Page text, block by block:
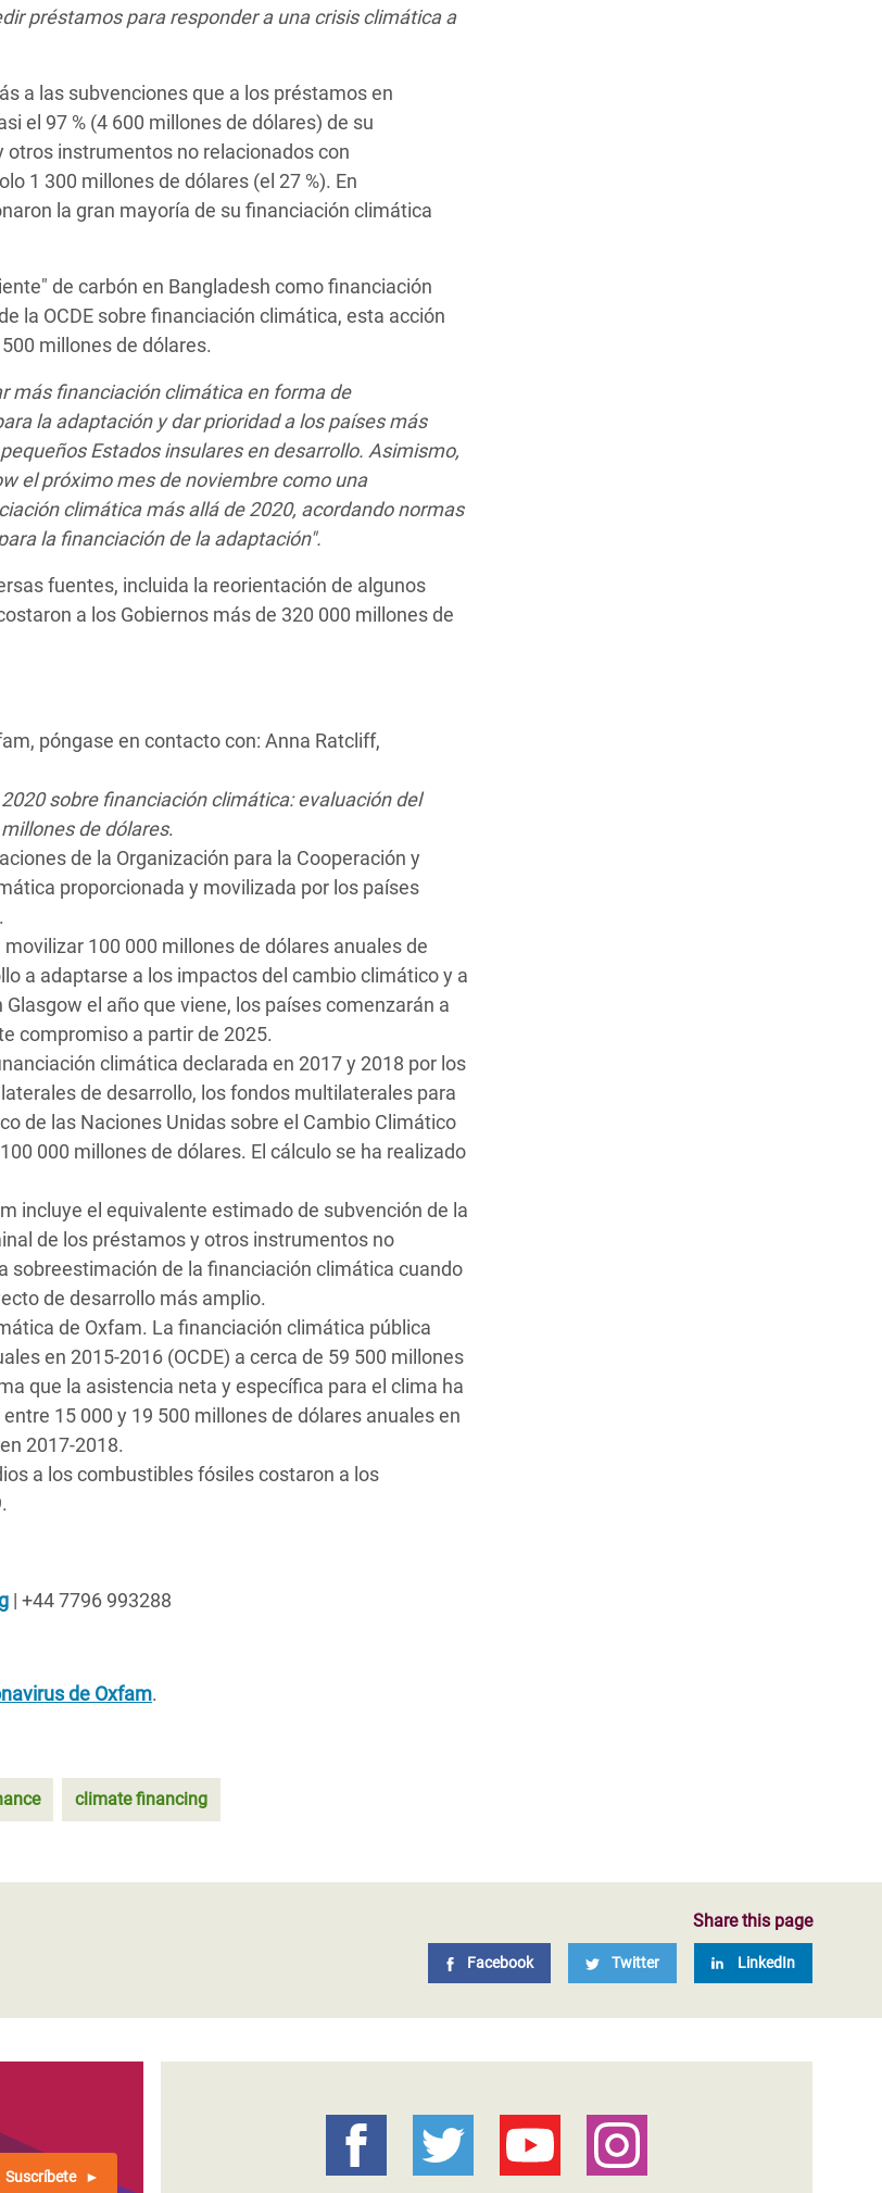
préstamos para responder a una crisis climática a
a las subvenciones que a los préstamos en
el 97 % (4 600 millones de dólares) de su
instrumentos no relacionados con
1 300 millones de dólares (el 27 %). En
la gran mayoría de su financiación climática
de carbón en Bangladesh como financiación
la OCDE sobre financiación climática, esta acción
millones de dólares.
más financiación climática en forma de
la adaptación y dar prioridad a los países más
Estados insulares en desarrollo. Asimismo,
el próximo mes de noviembre como una
climática más allá de 2020, acordando normas
la financiación de la adaptación".
fuentes, incluida la reorientación de algunos
a los Gobiernos más de 320 000 millones de
póngase en contacto con: Anna Ratcliff,
sobre financiación climática: evaluación del
de dólares.
de la Organización para la Cooperación y
proporcionada y movilizada por los países
100 000 millones de dólares anuales de
a adaptarse a los impactos del cambio climático y a
el año que viene, los países comenzarán a
compromiso a partir de 2025.
climática declarada en 2017 y 2018 por los
de desarrollo, los fondos multilaterales para
de las Naciones Unidas sobre el Cambio Climático
000 millones de dólares. El cálculo se ha realizado
incluye el equivalente estimado de subvención de la
de los préstamos y otros instrumentos no
sobreestimación de la financiación climática cuando
de desarrollo más amplio.
de Oxfam. La financiación climática pública
en 2015-2016 (OCDE) a cerca de 59 500 millones
que la asistencia neta y específica para el clima ha
15 000 y 19 500 millones de dólares anuales en
2017-2018.
a los combustibles fósiles costaron a los
| +44 7796 993288
de Oxfam.
climate financing
Share this page
Facebook Twitter LinkedIn
Suscríbete